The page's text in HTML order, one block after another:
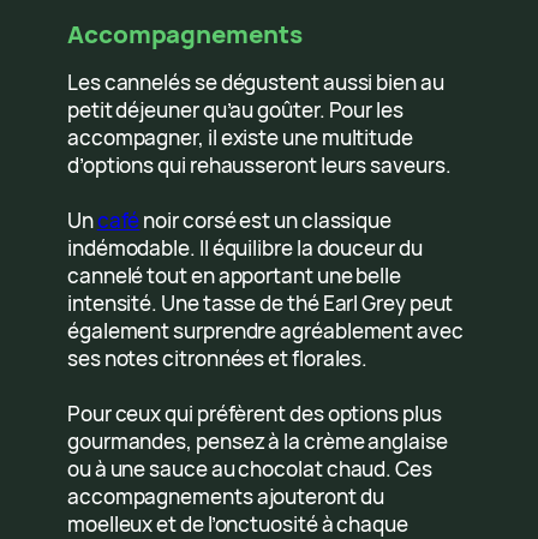
Accompagnements
Les cannelés se dégustent aussi bien au
petit déjeuner qu’au goûter. Pour les
accompagner, il existe une multitude
d’options qui rehausseront leurs saveurs.
Uncafénoir corsé est un classique
indémodable. Il équilibre la douceur du
cannelé tout en apportant une belle
intensité. Une tasse de thé Earl Grey peut
également surprendre agréablement avec
ses notes citronnées et florales.
Pour ceux qui préfèrent des options plus
gourmandes, pensez à la crème anglaise
ou à une sauce au chocolat chaud. Ces
accompagnements ajouteront du
moelleux et de l’onctuosité à chaque